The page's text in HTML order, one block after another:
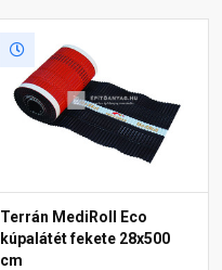
Terrán MediRoll Eco
kúpalátét fekete 28x500
cm